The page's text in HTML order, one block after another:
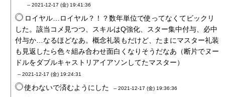
-- 2021-12-17 (金) 19:41:36
ロイヤル…ロイヤル？！？数年単位で使ってなくてビックリ
した。該当コメ見つつ、スキルはQ強化、スター集中付与、必中
付与か…なるほどなあ。概念礼装もだけど、たまにマスター礼装
も見返したら色々組み合わせ面白くなりそうだなあ（断片でヌー
ドルをダブルキャストリアイアソンしてたマスター）
-- 2021-12-17 (金) 19:24:31
使わないで済むようにした -- 2021-12-17 (金) 19:36:36